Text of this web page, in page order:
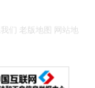
们 老版地图
网站地